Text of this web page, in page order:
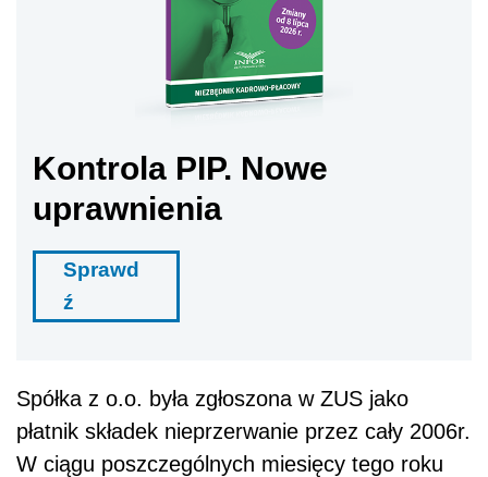
Kontrola PIP. Nowe
uprawnienia
Sprawd
ź
Spółka z o.o. była zgłoszona w ZUS jako
płatnik składek nieprzerwanie przez cały 2006r.
W ciągu poszczególnych miesięcy tego roku